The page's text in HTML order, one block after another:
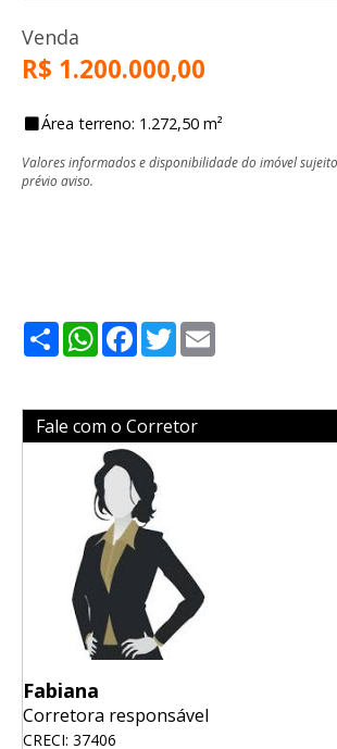
Venda
R$ 1.200.000,00
Área terreno: 1.272,50 m²
Valores informados e disponibilidade do imóvel
prévio aviso.
ShareWhatsApp
Facebook
Twitter
Fale com o Corretor
Fabiana
Corretora responsável
CRECI: 37406